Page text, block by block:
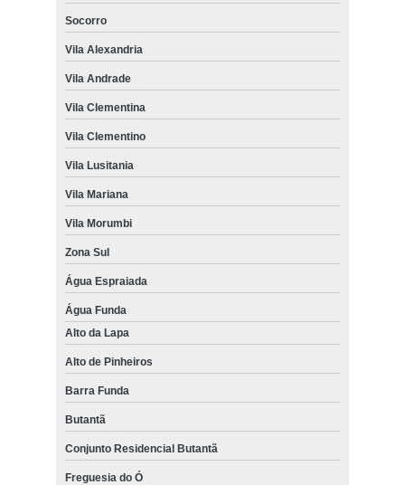
Socorro
Vila Alexandria
Vila Andrade
Vila Clementina
Vila Clementino
Vila Lusitania
Vila Mariana
Vila Morumbi
Zona Sul
Água Espraiada
Água Funda
Alto da Lapa
Alto de Pinheiros
Barra Funda
Butantã
Conjunto Residencial Butantã
Freguesia do Ó